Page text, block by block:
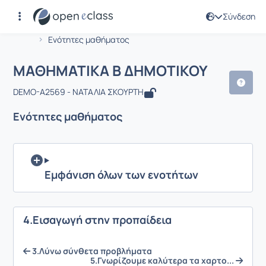
Σύνδεση
Αρχική Σελίδα
Ενότητες μαθήματος
Μάθημα : ΜΑΘΗΜΑΤΙΚΑ Β
ΜΑΘΗΜΑΤΙΚΑ Β ΔΗΜΟΤΙΚΟΥ
DEMO-A2569 - ΝΑΤΑΛΙΑ ΣΚΟΥΡΤΗ
Ενότητες μαθήματος
Εμφάνιση όλων των ενοτήτων
4.Εισαγωγή στην προπαίδεια
3.Λύνω σύνθετα προβλήματα
5.Γνωρίζουμε καλύτερα τα χαρτο...